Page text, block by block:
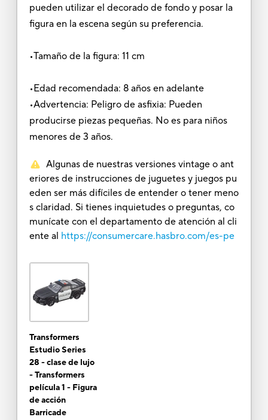
pueden utilizar el decorado de fondo y posar la
figura en la escena según su preferencia.
•Tamaño de la figura: 11 cm
•Edad recomendada: 8 años en adelante
•Advertencia: Peligro de asfixia: Pueden
producirse piezas pequeñas. No es para niños
menores de 3 años.
Algunas de nuestras versiones vintage o ant
eriores de instrucciones de juguetes y juegos pu
eden ser más difíciles de entender o tener meno
s claridad. Si tienes inquietudes o preguntas, co
munícate con el departamento de atención al cli
ente al https://consumercare.hasbro.com/es-pe
Transformers
Estudio Series
28 - clase de lujo
- Transformers
película 1 - Figura
de acción
Barricade